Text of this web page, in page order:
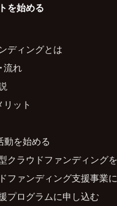
を始める
ディングとは
流れ
リット
動を始める
クラウドファンディング
ファンディング支援事業
プログラムに申し込む